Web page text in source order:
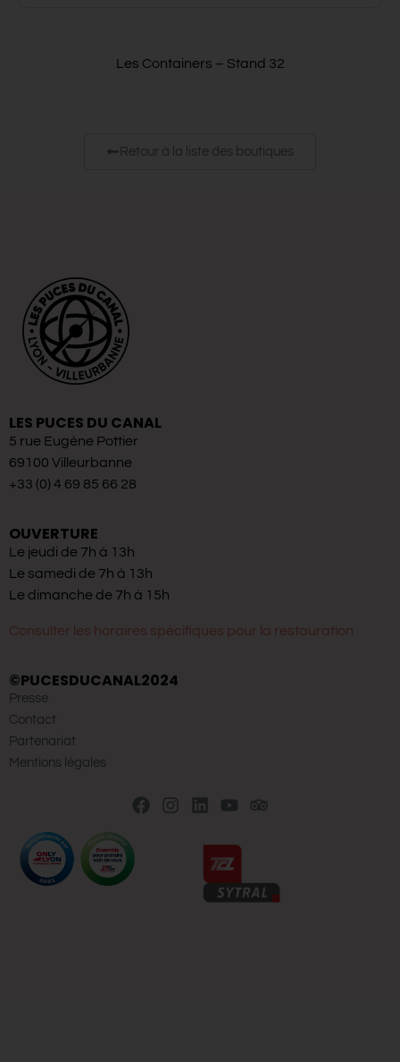
Les Containers – Stand 32
Retour à la liste des boutiques
LES PUCES DU CANAL
5 rue Eugène Pottier
69100 Villeurbanne
+33 (0) 4 69 85 66 28
OUVERTURE
Le jeudi de 7h à 13h
Le samedi de 7h à 13h
Le dimanche de 7h à 15h
Consulter les horaires spécifiques pour la restauration
©PUCESDUCANAL2024
Presse
Contact
Partenariat
Mentions légales